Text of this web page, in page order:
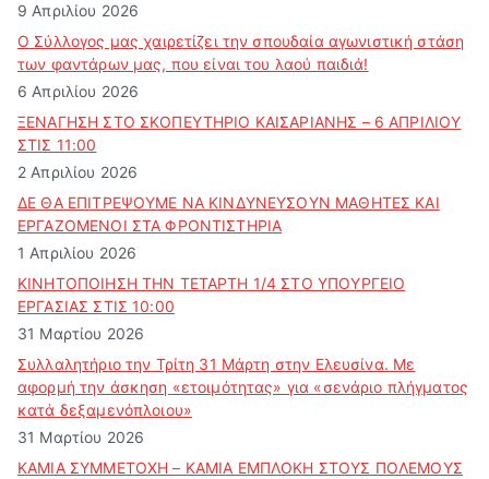
9 Απριλίου 2026
Ο Σύλλογος μας χαιρετίζει την σπουδαία αγωνιστική στάση
των φαντάρων μας, που είναι του λαού παιδιά!
6 Απριλίου 2026
ΞΕΝΑΓΗΣΗ ΣΤΟ ΣΚΟΠΕΥΤΗΡΙΟ ΚΑΙΣΑΡΙΑΝΗΣ – 6 ΑΠΡΙΛΙΟΥ
ΣΤΙΣ 11:00
2 Απριλίου 2026
ΔΕ ΘΑ ΕΠΙΤΡΕΨΟΥΜΕ ΝΑ ΚΙΝΔΥΝΕΥΣOYN ΜΑΘΗΤΕΣ ΚΑΙ
ΕΡΓΑΖΟΜΕΝΟΙ ΣΤΑ ΦΡΟΝΤΙΣΤΗΡΙΑ
1 Απριλίου 2026
ΚΙΝΗΤΟΠΟΙΗΣΗ ΤΗΝ ΤΕΤΑΡΤΗ 1/4 ΣΤΟ ΥΠΟΥΡΓΕΙΟ
ΕΡΓΑΣΙΑΣ ΣΤΙΣ 10:00
31 Μαρτίου 2026
Συλλαλητήριο την Τρίτη 31 Μάρτη στην Ελευσίνα. Με
αφορμή την άσκηση «ετοιμότητας» για «σενάριο πλήγματος
κατά δεξαμενόπλοιου»
31 Μαρτίου 2026
ΚΑΜΙΑ ΣΥΜΜΕΤΟΧΗ – ΚΑΜΙΑ ΕΜΠΛΟΚΗ ΣΤΟΥΣ ΠΟΛΕΜΟΥΣ